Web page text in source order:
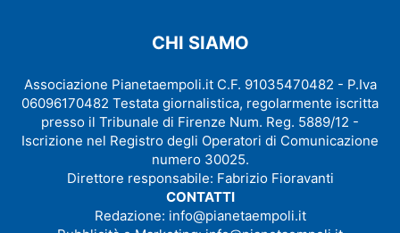
CHI SIAMO
Associazione Pianetaempoli.it C.F. 91035470482 - P.Iva
06096170482 Testata giornalistica, regolarmente iscritta
presso il Tribunale di Firenze Num. Reg. 5889/12 -
Iscrizione nel Registro degli Operatori di Comunicazione
numero 30025.
Direttore responsabile: Fabrizio Fioravanti
CONTATTI
Redazione: info@pianetaempoli.it